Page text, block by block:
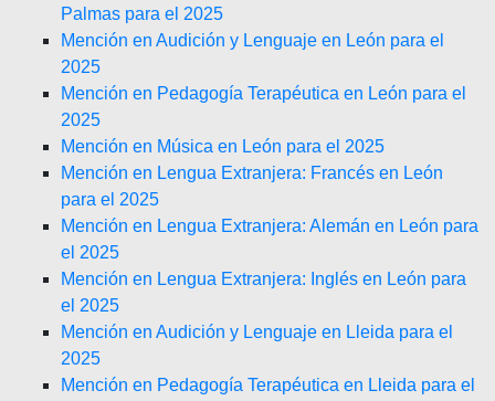
Palmas para el 2025
Mención en Audición y Lenguaje en León para el
2025
Mención en Pedagogía Terapéutica en León para el
2025
Mención en Música en León para el 2025
Mención en Lengua Extranjera: Francés en León
para el 2025
Mención en Lengua Extranjera: Alemán en León para
el 2025
Mención en Lengua Extranjera: Inglés en León para
el 2025
Mención en Audición y Lenguaje en Lleida para el
2025
Mención en Pedagogía Terapéutica en Lleida para el